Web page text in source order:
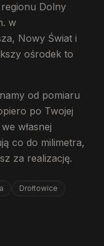
Dolny
w
Nowy Świat i
ośrodek to
od pomiaru
po Twojej
własnej
co do milimetra,
za realizację.
Drołtowice